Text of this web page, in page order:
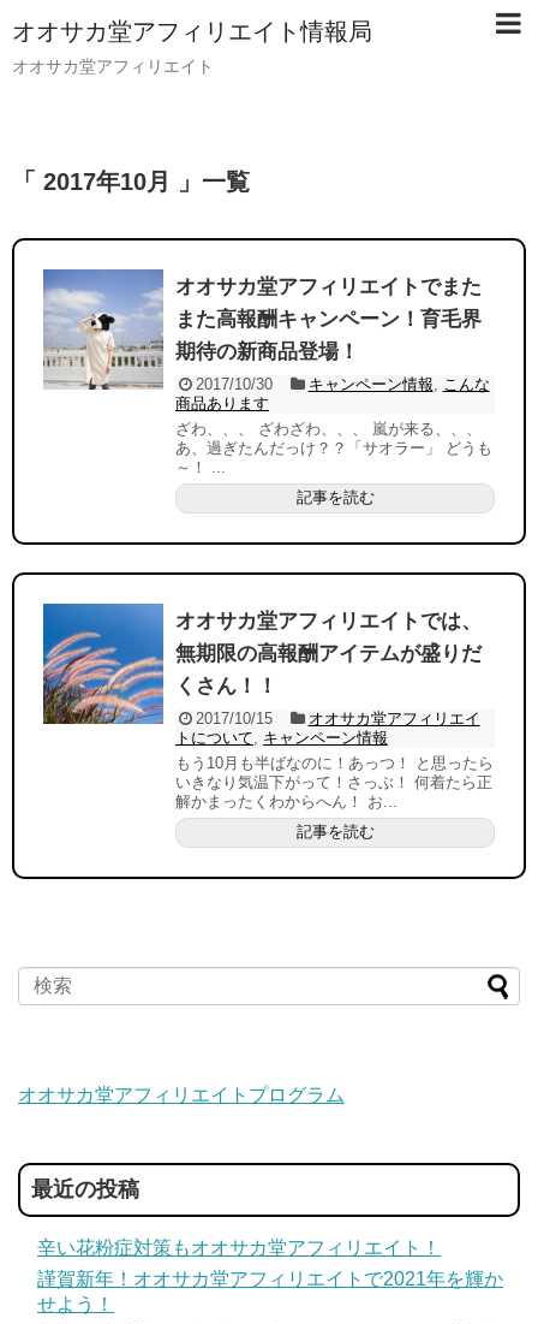
オオサカ堂アフィリエイト情報局
オオサカ堂アフィリエイト
「 2017年10月 」一覧
オオサカ堂アフィリエイトでまた
また高報酬キャンペーン！育毛界
期待の新商品登場！
2017/10/30 キャンペーン情報
こんな
商品あります
ざわ、、、 ざわざわ、、、 嵐が来る、、、
あ、過ぎたんだっけ？？「サオラー」 どうも
～！ ...
記事を読む
オオサカ堂アフィリエイトでは、
無期限の高報酬アイテムが盛りだ
くさん！！
2017/10/15
オオサカ堂アフィリエイ
トについて
キャンペーン情報
もう10月も半ばなのに！あっつ！ と思ったら
いきなり気温下がって！さっぶ！ 何着たら正
解かまったくわからへん！ お...
記事を読む
オオサカ堂アフィリエイトプログラム
最近の投稿
辛い花粉症対策もオオサカ堂アフィリエイト！
謹賀新年！オオサカ堂アフィリエイトで2021年を輝か
せよう！